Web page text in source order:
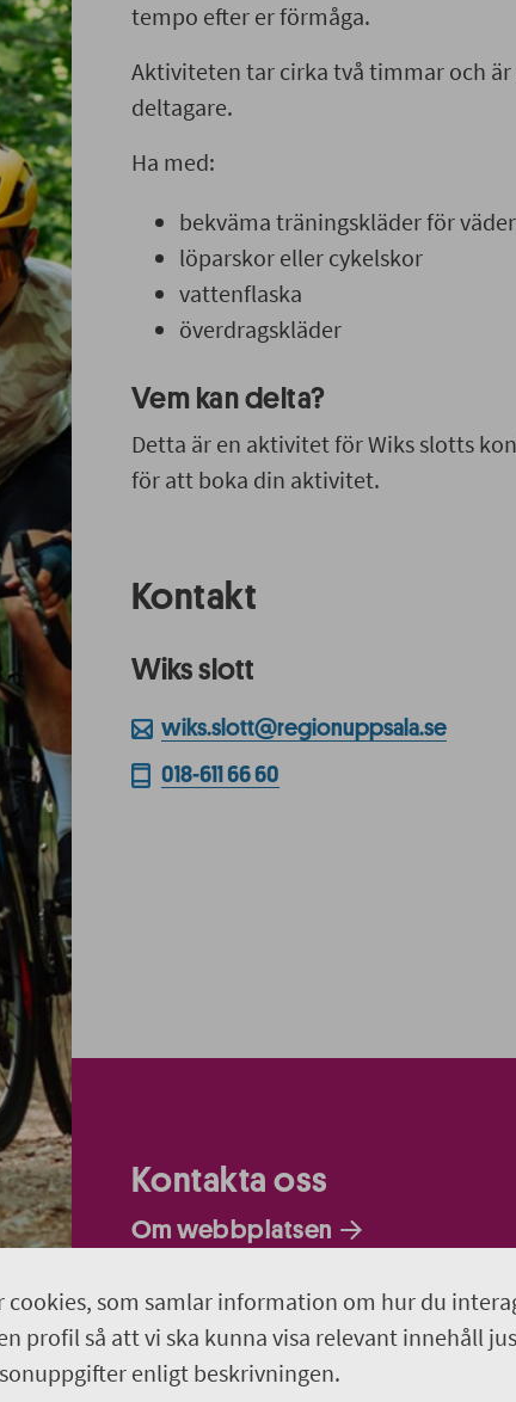
cookies, som samlar information om hur du
profil så att vi ska kunna visa relevant innehåll
enligt beskrivningen.
tempo efter er förmåga.
Aktiviteten tar cirka två timmar och är
deltagare.
Ha med:
bekväma träningskläder för väder
löparskor eller cykelskor
vattenflaska
överdragskläder
Vem kan delta?
Detta är en aktivitet för Wiks slotts
för att boka din aktivitet.
Kontakt
Wiks slott
wiks.slott@regionuppsala.se
018-611 66 60
Kontakta oss
Om webbplatsen
Hitta till Wiks slott
018-611 66 60